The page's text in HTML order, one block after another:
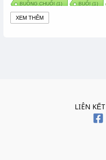
BUỒNG CHUỐI (1) BUỔI (1)
BÀ CHÚA THÀNH ĐÔNG
BÁNH TRÁNG
XEM THÊM
LIÊN